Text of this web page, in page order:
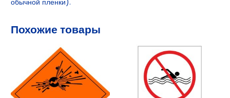
обычной пленки).
Похожие товары